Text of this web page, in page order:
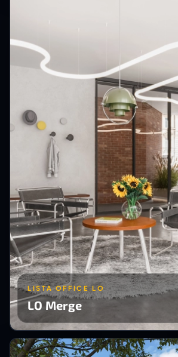
LISTA OFFICE LO
LO Merge